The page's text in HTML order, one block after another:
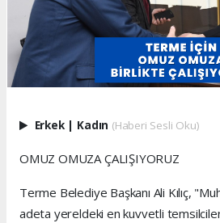
Erkek | Kadın (Haberi Sesli Oku)
OMUZ OMUZA ÇALIŞIYORUZ
Terme Belediye Başkanı Ali Kılıç,
adeta yereldeki en kuvvetli